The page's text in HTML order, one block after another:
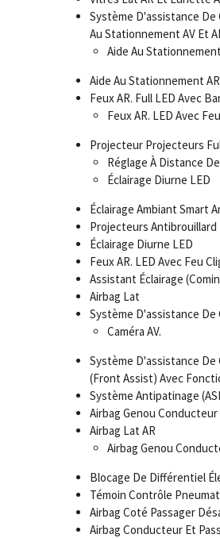
Système D'assistance
Au Stationnement AV Et
Aide Au
Aide Au Stationnement AR
Feux AR. Full LED Avec
Feux AR. LED Avec
Projecteur Projecteurs
Réglage À Distance
Éclairage Diurne LED
Éclairage Ambiant Smart
Projecteurs Antibrouillard
Éclairage Diurne LED
Feux AR. LED Avec Feu
Assistant Éclairage
Airbag Lat
Système D'assistance
Caméra AV.
Système D'assistance
(Front Assist) Avec
Système Antipatinage
Airbag Genou Conducteur
Airbag Lat AR
Airbag Genou
Blocage De Différentiel
Témoin Contrôle
Airbag Coté Passager
Airbag Conducteur Et